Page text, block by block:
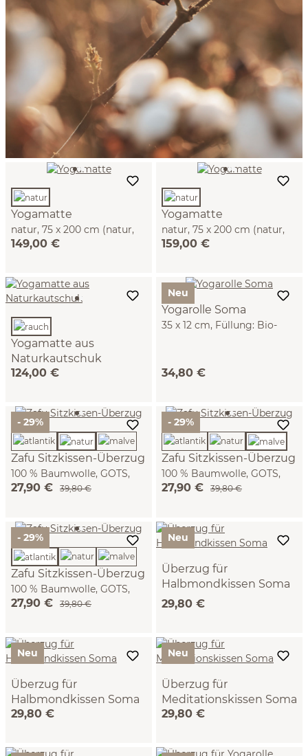
Yogamatte
natur, 75 x 200 cm (natur,
Schafschurwolle)
149,00 €
Yogamatte
natur, 75 x 200 cm (natur,
Baumwolle)
159,00 €
Yogamatte aus
Naturkautschuk
62 x 182 cm, 100 %
124,00 €
Neu
Yogarolle Soma
35 x 12 cm, Füllung: Bio-
34,80 €
- 29%
Zafu Sitzkissen-Überzug
100 % Baumwolle, GOTS,
NATURTEXTIL BEST (natur,
27,90 € 39,80 €
- 29%
Zafu Sitzkissen-Überzug
100 % Baumwolle, GOTS,
NATURTEXTIL BEST (malve,
27,90 € 39,80 €
- 29%
Zafu Sitzkissen-Überzug
100 % Baumwolle, GOTS,
NATURTEXTIL BEST
27,90 € 39,80 €
Neu
Überzug für
Halbmondkissen Soma
44 x 22 cm, 100 %
29,80 €
Neu
Überzug für
Halbmondkissen Soma
44 x 22 cm, 100 %
29,80 €
Neu
Überzug für
Meditationskissen Soma
100 % Baumwolle, GOTS
29,80 €